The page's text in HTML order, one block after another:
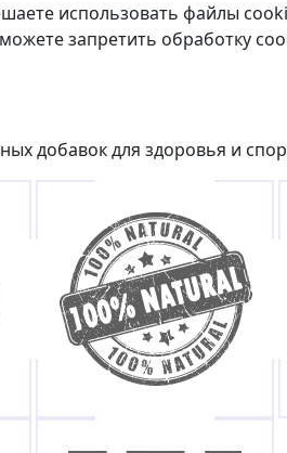
использовать файлы
запретить обработку
добавок для здоровья и